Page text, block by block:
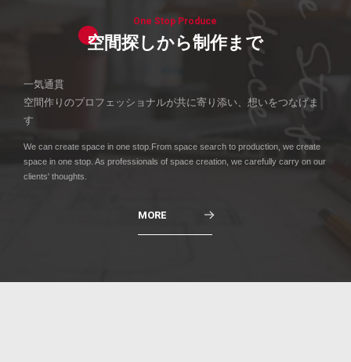
空間探しから制作まで
One Stop Produce
一気通貫
空間作りのプロフェッショナルが共に寄り添い、想いをつなげま
す
We can create space in one stop.From space search to production, we create
space in one stop. As professionals of space creation, we carefully carry on our
clients' thoughts.
MORE